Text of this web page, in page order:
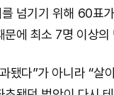
넘기기 위해 60표
문에 최소 7명 이상
됐다”가 아니라 “살